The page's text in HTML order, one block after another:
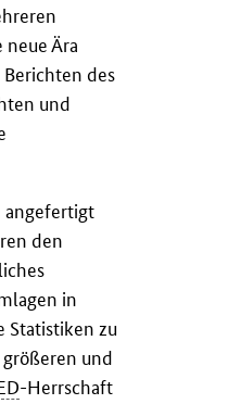
Ära
des
und
angefertigt
den
in
Statistiken zu
und
-Herrschaft